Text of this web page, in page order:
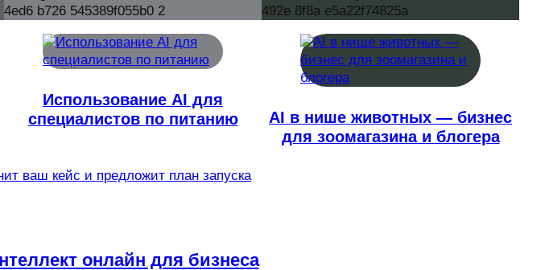
Использование AI для
специалистов по питанию
AI в нише животных — бизнес
для зоомагазина и блогера
ваш кейс и предложит план запуска
онлайн для бизнеса